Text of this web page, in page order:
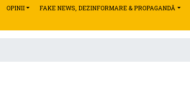
OPINII FAKE NEWS, DEZINFORMARE & PROPAGANDĂ